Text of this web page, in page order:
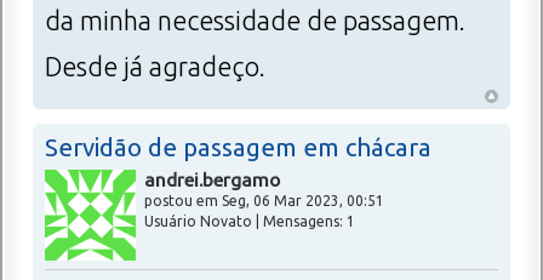
da minha necessidade de passagem.
Desde já agradeço.
Servidão de passagem em chácara
andrei.bergamo
postou em Seg, 06 Mar 2023, 00:51
Usuário Novato | Mensagens: 1